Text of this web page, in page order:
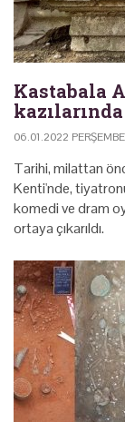
Kastabala
06.01.2022 PERŞEMBE
Tarihi, milattan
Kenti'nde,
komedi ve dram
ortaya çıkarıldı.